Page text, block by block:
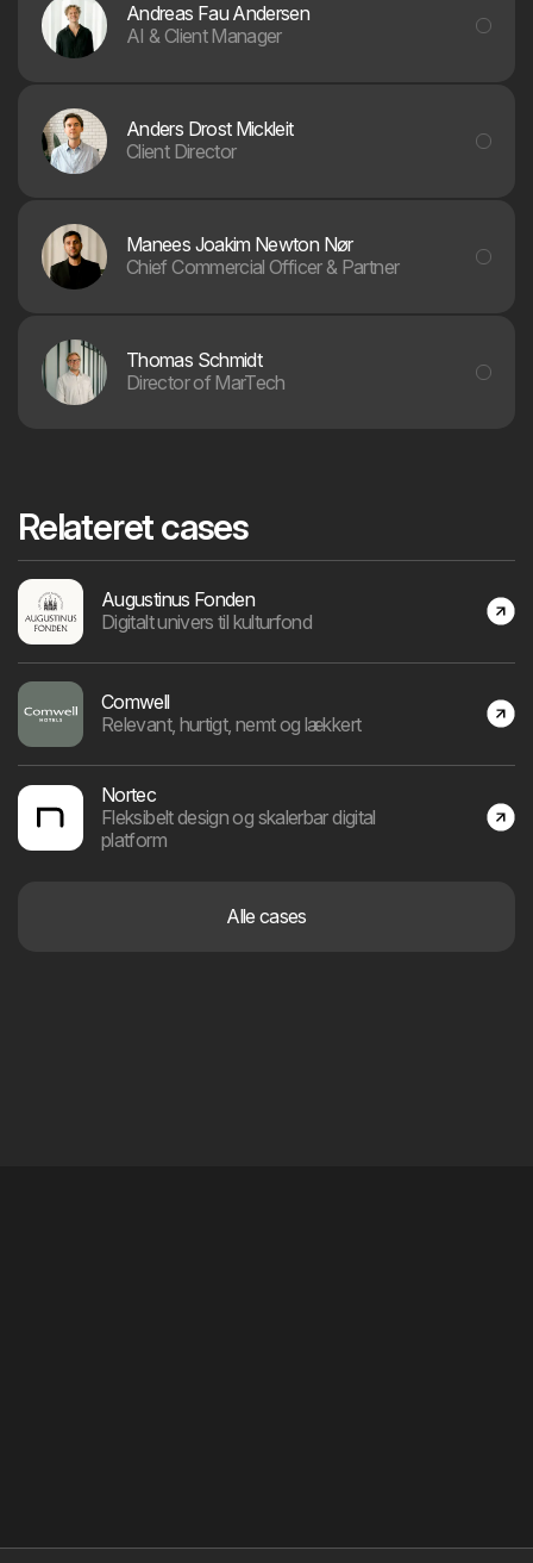
Andreas Fau Andersen
AI & Client Manager
Anders Drost Mickleit
Client Director
Manees Joakim Newton Nør
Chief Commercial Officer & Partner
Thomas Schmidt
Director of MarTech
Relateret cases
Augustinus Fonden
Digitalt univers til kulturfond
Comwell
Relevant, hurtigt, nemt og lækkert
Nortec
Fleksibelt design og skalerbar digital
platform
Alle cases